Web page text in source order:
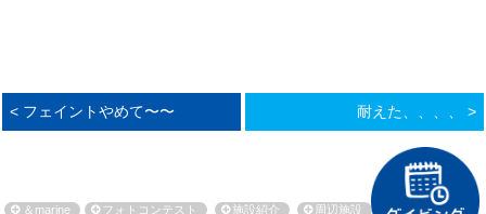
< フェイントやめて〜〜 耐えた、、、、 >
＆marine フォトコンテスト 施設紹介 周辺施設 環境保全活動